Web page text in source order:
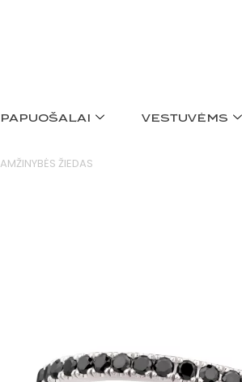
PAPUOŠALAI VESTUVĖMS
AMŽINYBĖS ŽIEDAS